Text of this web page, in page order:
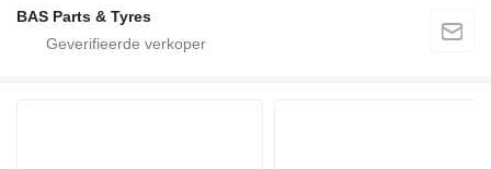
BAS Parts & Tyres